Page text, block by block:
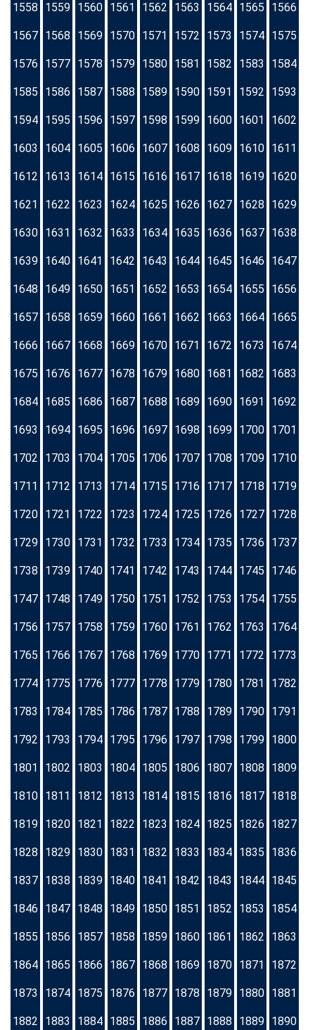
1558 1559 1560 1561 1562 1563 1564 1565 1566
1567 1568 1569 1570 1571 1572 1573 1574 1575
1576 1577 1578 1579 1580 1581 1582 1583 1584
1585 1586 1587 1588 1589 1590 1591 1592 1593
1594 1595 1596 1597 1598 1599 1600 1601 1602
1603 1604 1605 1606 1607 1608 1609 1610 1611
1612 1613 1614 1615 1616 1617 1618 1619 1620
1621 1622 1623 1624 1625 1626 1627 1628 1629
1630 1631 1632 1633 1634 1635 1636 1637 1638
1639 1640 1641 1642 1643 1644 1645 1646 1647
1648 1649 1650 1651 1652 1653 1654 1655 1656
1657 1658 1659 1660 1661 1662 1663 1664 1665
1666 1667 1668 1669 1670 1671 1672 1673 1674
1675 1676 1677 1678 1679 1680 1681 1682 1683
1684 1685 1686 1687 1688 1689 1690 1691 1692
1693 1694 1695 1696 1697 1698 1699 1700 1701
1702 1703 1704 1705 1706 1707 1708 1709 1710
1711 1712 1713 1714 1715 1716 1717 1718 1719
1720 1721 1722 1723 1724 1725 1726 1727 1728
1729 1730 1731 1732 1733 1734 1735 1736 1737
1738 1739 1740 1741 1742 1743 1744 1745 1746
1747 1748 1749 1750 1751 1752 1753 1754 1755
1756 1757 1758 1759 1760 1761 1762 1763 1764
1765 1766 1767 1768 1769 1770 1771 1772 1773
1774 1775 1776 1777 1778 1779 1780 1781 1782
1783 1784 1785 1786 1787 1788 1789 1790 1791
1792 1793 1794 1795 1796 1797 1798 1799 1800
1801 1802 1803 1804 1805 1806 1807 1808 1809
1810 1811 1812 1813 1814 1815 1816 1817 1818
1819 1820 1821 1822 1823 1824 1825 1826 1827
1828 1829 1830 1831 1832 1833 1834 1835 1836
1837 1838 1839 1840 1841 1842 1843 1844 1845
1846 1847 1848 1849 1850 1851 1852 1853 1854
1855 1856 1857 1858 1859 1860 1861 1862 1863
1864 1865 1866 1867 1868 1869 1870 1871 1872
1873 1874 1875 1876 1877 1878 1879 1880 1881
1882 1883 1884 1885 1886 1887 1888 1889 1890